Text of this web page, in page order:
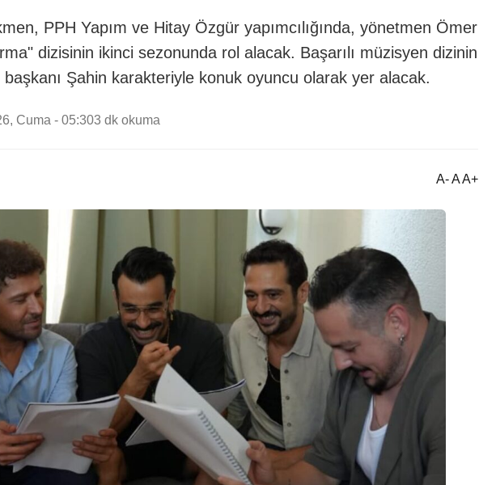
PPH Yapım ve Hitay Özgür yapımcılığında, yönetmen Ömer
dizisinin ikinci sezonunda rol alacak. Başarılı müzisyen dizinin
Şahin karakteriyle konuk oyuncu olarak yer alacak.
Cuma - 05:303 dk okuma
A- A A+